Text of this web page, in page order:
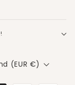
(EUR €)